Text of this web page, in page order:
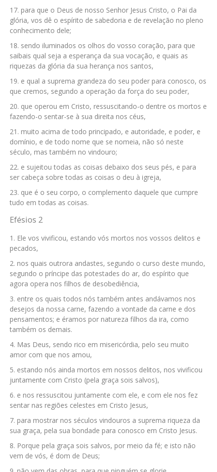
para que o Deus de nosso Senhor Jesus Cristo, o Pai da
glória, vos dê o espírito de sabedoria e de revelação no pleno
conhecimento dele;
sendo iluminados os olhos do vosso coração, para que
saibais qual seja a esperança da sua vocação, e quais as
riquezas da glória da sua herança nos santos,
e qual a suprema grandeza do seu poder para conosco, os
que cremos, segundo a operação da força do seu poder,
que operou em Cristo, ressuscitando-o dentre os mortos e
fazendo-o sentar-se à sua direita nos céus,
muito acima de todo principado, e autoridade, e poder, e
domínio, e de todo nome que se nomeia, não só neste
século, mas também no vindouro;
e sujeitou todas as coisas debaixo dos seus pés, e para
ser cabeça sobre todas as coisas o deu à igreja,
que é o seu corpo, o complemento daquele que cumpre
tudo em todas as coisas.
Efésios 2
Ele vos vivificou, estando vós mortos nos vossos delitos e
pecados,
nos quais outrora andastes, segundo o curso deste mundo,
segundo o príncipe das potestades do ar, do espírito que
agora opera nos filhos de desobediência,
entre os quais todos nós também antes andávamos nos
desejos da nossa carne, fazendo a vontade da carne e dos
pensamentos; e éramos por natureza filhos da ira, como
também os demais.
Mas Deus, sendo rico em misericórdia, pelo seu muito
amor com que nos amou,
estando nós ainda mortos em nossos delitos, nos vivificou
juntamente com Cristo (pela graça sois salvos),
e nos ressuscitou juntamente com ele, e com ele nos fez
sentar nas regiões celestes em Cristo Jesus,
para mostrar nos séculos vindouros a suprema riqueza da
sua graça, pela sua bondade para conosco em Cristo Jesus.
Porque pela graça sois salvos, por meio da fé; e isto não
vem de vós, é dom de Deus;